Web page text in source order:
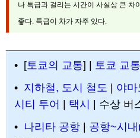
나 특급과 걸리는 시간이 사실상 큰 차
좋다. 특급이 차가 자주 있다.
• [토쿄의 교통] | 토쿄 교
• 지하철, 도시 철도 야
시티 투어
택시
| 수상 버
• 나리타 공항 공항~시